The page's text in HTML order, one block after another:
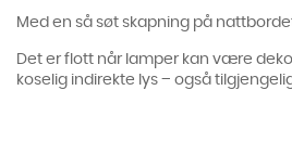
Med en så søt skapning på
Det er flott når lamper kan være
koselig indirekte lys – også